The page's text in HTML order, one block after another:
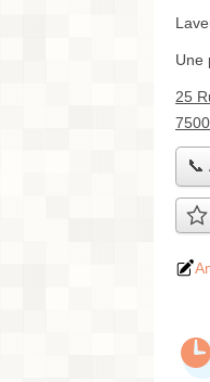
Une
25
📞